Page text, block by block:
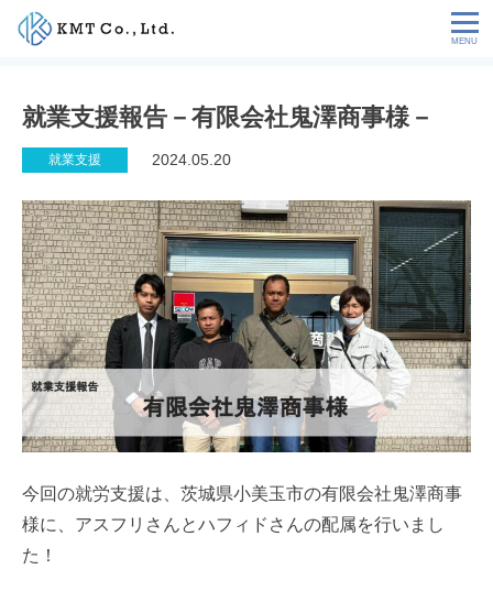
Skip
NEWS
サービス
お客様の声
特定技能コラム
採用情報
就業支援報告－有限会社鬼澤商事様－
就業支援 2024.05.20
今回の就労支援は、茨城県小美玉市の有限会社鬼澤商事
様に、アスフリさんとハフィドさんの配属を行いまし
た！